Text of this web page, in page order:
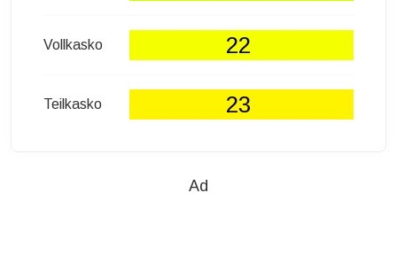
Vollkasko 22
Teilkasko 23
Ad